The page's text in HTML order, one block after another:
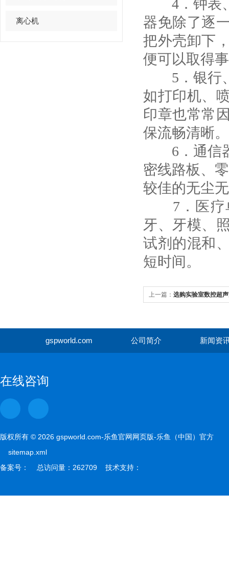
离心机
4．钟表、
器免除了逐
把外壳卸下
便可以取得
5．银行、
如打印机、
印章也常常
保流畅清晰
6．通信器
密线路板、
较佳的无尘
7．医疗单
牙、牙模、
试剂的混和
短时间。
上一篇： 选购实验室数控超
gspworld.com 公司简介 新闻资
在线咨询
版权所有 © 2026 gspworld.com-乐鱼官网网页版-乐鱼（中国）官方
sitemap.xml
备案号： 总访问量：262709 技术支持：